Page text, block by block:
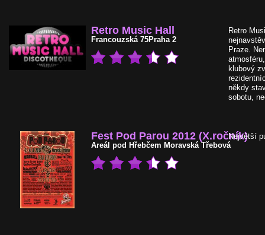
Retro Music Hall
Francouzská 75Praha 2
Retro
Praze.
klubový
někdy
sobotu,
Fest Pod Parou 2012 (X.ročník)
Areál pod Hřebčem Moravská Třebová
Největší